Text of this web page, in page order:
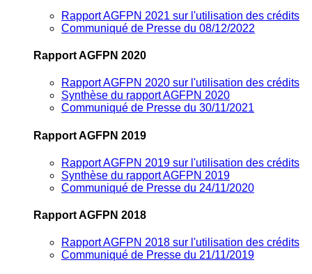
Rapport AGFPN 2021 sur l'utilisation des crédits
Communiqué de Presse du 08/12/2022
Rapport AGFPN 2020
Rapport AGFPN 2020 sur l'utilisation des crédits
Synthèse du rapport AGFPN 2020
Communiqué de Presse du 30/11/2021
Rapport AGFPN 2019
Rapport AGFPN 2019 sur l'utilisation des crédits
Synthèse du rapport AGFPN 2019
Communiqué de Presse du 24/11/2020
Rapport AGFPN 2018
Rapport AGFPN 2018 sur l'utilisation des crédits
Communiqué de Presse du 21/11/2019